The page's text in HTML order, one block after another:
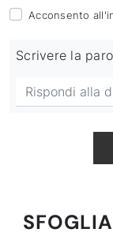
Acconsento
Scrivere la